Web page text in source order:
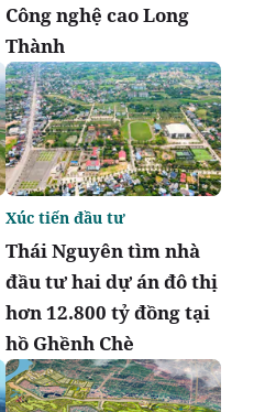
Công nghệ cao Long
Thành
Thái Nguyên tìm nhà
đầu tư hai dự án đô thị
hơn 12.800 tỷ đồng tại
hồ Ghềnh Chè
Xúc tiến đầu tư